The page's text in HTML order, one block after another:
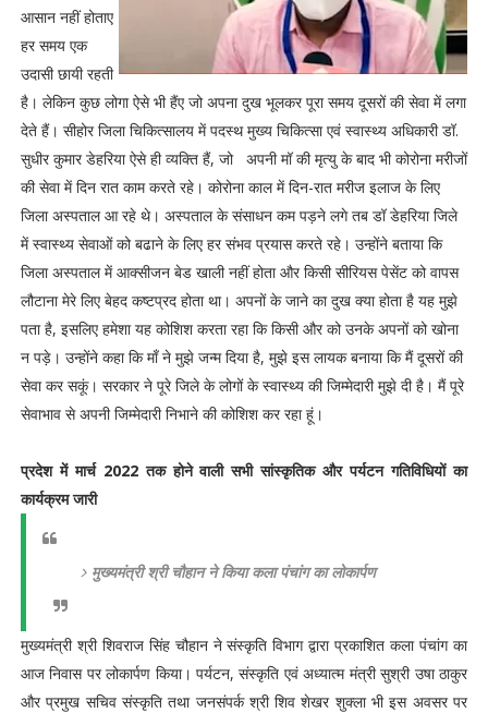
आसान नहीं होताए
हर समय एक
उदासी छायी रहती
है। लेकिन कुछ लोगा ऐसे भी हैंए जो अपना दुख भूलकर पूरा समय दूसरों की सेवा में लगा
देते हैं। सीहोर जिला चिकित्सालय में पदस्थ मुख्य चिकित्सा एवं स्वास्थ्य अधिकारी डॉ.
सुधीर कुमार डेहरिया ऐसे ही व्यक्ति हैं, जो अपनी मॉ की मृत्यु के बाद भी कोरोना मरीजों
की सेवा में दिन रात काम करते रहे। कोरोना काल में दिन-रात मरीज इलाज के लिए
जिला अस्पताल आ रहे थे। अस्पताल के संसाधन कम पड़ने लगे तब डॉ डेहरिया जिले
में स्वास्थ्य सेवाओं को बढाने के लिए हर संभव प्रयास करते रहे। उन्होंने बताया कि
जिला अस्पताल में आक्सीजन बेड खाली नहीं होता और किसी सीरियस पेसेंट को वापस
लौटाना मेरे लिए बेहद कष्टप्रद होता था। अपनों के जाने का दुख क्या होता है यह मुझे
पता है, इसलिए हमेशा यह कोशिश करता रहा कि किसी और को उनके अपनों को खोना
न पड़े। उन्होंने कहा कि माँ ने मुझे जन्म दिया है, मुझे इस लायक बनाया कि मैं दूसरों की
सेवा कर सकूं। सरकार ने पूरे जिले के लोगों के स्वास्थ्य की जिम्मेदारी मुझे दी है। मैं पूरे
सेवाभाव से अपनी जिम्मेदारी निभाने की कोशिश कर रहा हूं।
प्रदेश में मार्च 2022 तक होने वाली सभी सांस्कृतिक और पर्यटन गतिविधियों का
कार्यक्रम जारी
मुख्यमंत्री श्री चौहान ने किया कला पंचांग का लोकार्पण
मुख्यमंत्री श्री शिवराज सिंह चौहान ने संस्कृति विभाग द्वारा प्रकाशित कला पंचांग का
आज निवास पर लोकार्पण किया। पर्यटन, संस्कृति एवं अध्यात्म मंत्री सुश्री उषा ठाकुर
और प्रमुख सचिव संस्कृति तथा जनसंपर्क श्री शिव शेखर शुक्ला भी इस अवसर पर